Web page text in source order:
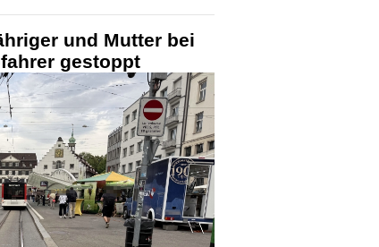
und Mutter bei
gestoppt